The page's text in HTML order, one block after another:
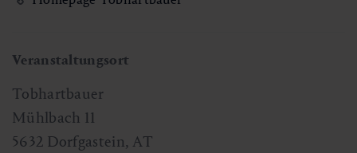
Veranstaltungsort
Tobhartbauer
Mühlbach 11
5632 Dorfgastein, AT